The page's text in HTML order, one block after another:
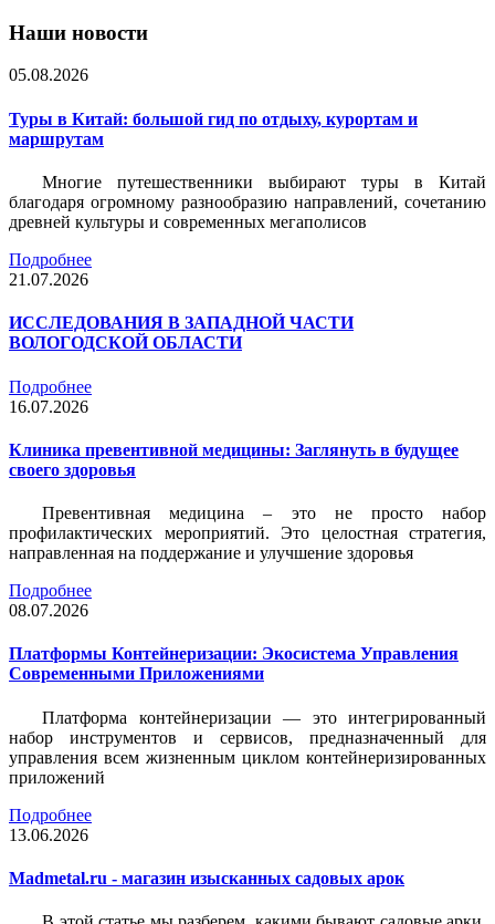
Наши новости
05.08.2026
Туры в Китай: большой гид по отдыху, курортам и
маршрутам
Многие путешественники выбирают туры в Китай
благодаря огромному разнообразию направлений, сочетанию
древней культуры и современных мегаполисов
Подробнее
21.07.2026
ИССЛЕДОВАНИЯ В ЗАПАДНОЙ ЧАСТИ
ВОЛОГОДСКОЙ ОБЛАСТИ
Подробнее
16.07.2026
Клиника превентивной медицины: Заглянуть в будущее
своего здоровья
Превентивная медицина – это не просто набор
профилактических мероприятий. Это целостная стратегия,
направленная на поддержание и улучшение здоровья
Подробнее
08.07.2026
Платформы Контейнеризации: Экосистема Управления
Современными Приложениями
Платформа контейнеризации — это интегрированный
набор инструментов и сервисов, предназначенный для
управления всем жизненным циклом контейнеризированных
приложений
Подробнее
13.06.2026
Madmetal.ru - магазин изысканных садовых арок